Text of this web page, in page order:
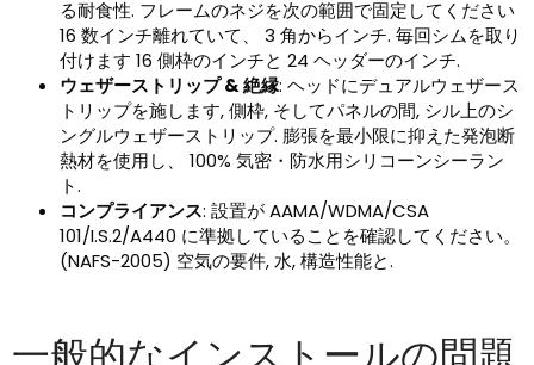
る耐食性. フレームのネジを次の範囲で固定してください
16 数インチ離れていて、 3 角からインチ. 毎回シムを取り
付けます 16 側枠のインチと 24 ヘッダーのインチ.
ウェザーストリップ & 絶縁: ヘッドにデュアルウェザース
トリップを施します, 側枠, そしてパネルの間, シル上のシ
ングルウェザーストリップ. 膨張を最小限に抑えた発泡断
熱材を使用し、 100% 気密・防水用シリコーンシーラン
ト.
コンプライアンス: 設置が AAMA/WDMA/CSA
101/I.S.2/A440 に準拠していることを確認してください。
(NAFS-2005) 空気の要件, 水, 構造性能と.